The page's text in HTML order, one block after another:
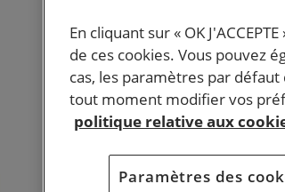
En cliquant sur « OK
de ces cookies. Vous pouvez
cas, les paramètres par
tout moment modifier vos
politique relative aux
Paramètres des